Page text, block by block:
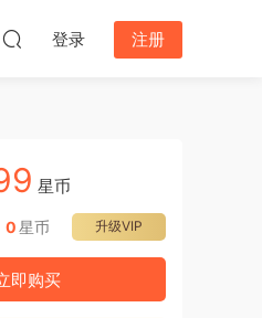
登录 注册
星币
升级VIP
0星币
即购买